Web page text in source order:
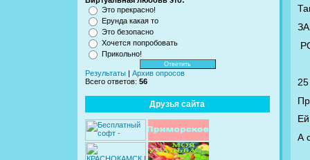
Это прекрасно!
Ерунда какая то
Это безопасно
Хочется попробовать
Прикольно!
Результаты
Архив опросов
Всего ответов: 56
Друзья сайта
А